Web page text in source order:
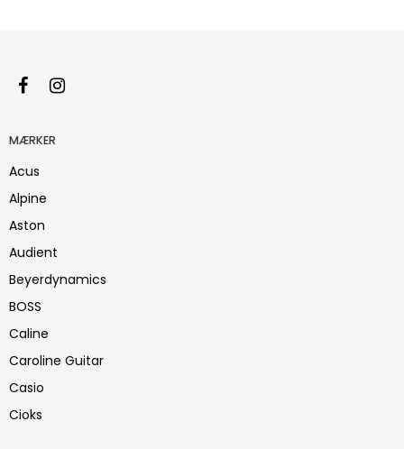
MÆRKER
Acus
Alpine
Aston
Audient
Beyerdynamics
BOSS
Caline
Caroline Guitar
Casio
Cioks